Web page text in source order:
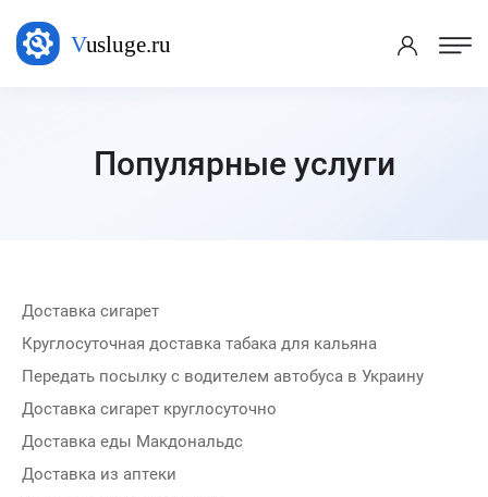
Популярные услуги
Доставка сигарет
Круглосуточная доставка табака для кальяна
Передать посылку с водителем автобуса в Украину
Доставка сигарет круглосуточно
Доставка еды Макдональдс
Доставка из аптеки